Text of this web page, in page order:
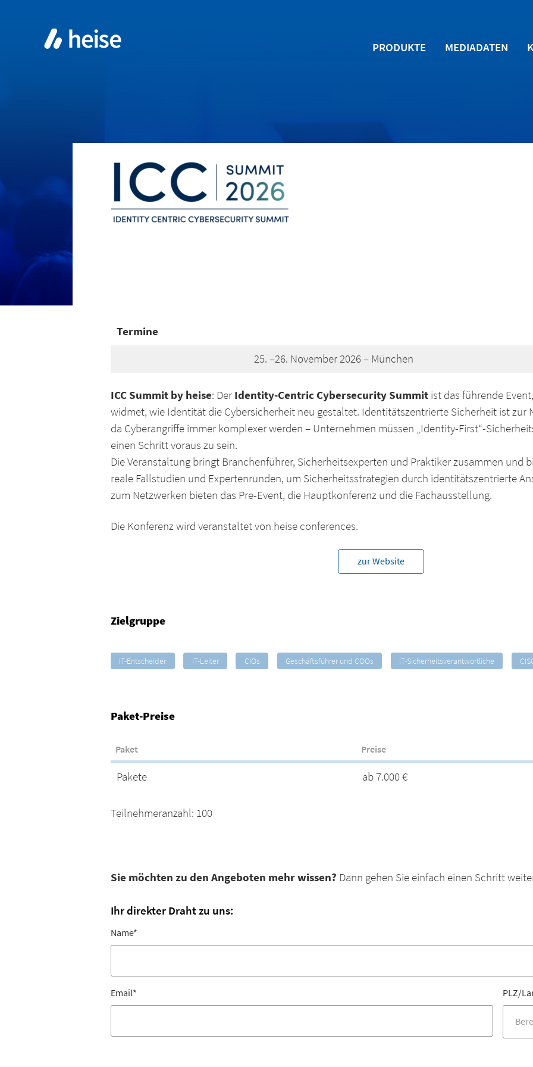
PRODUKTE MEDIADATEN
Termine
25. –26. November 2026 – München
ICC Summit by heise: Der Identity-Centric Cybersecurity Summit ist das führende
widmet, wie Identität die Cybersicherheit neu gestaltet. Identitätszentrierte Sicherheit ist zur
da Cyberangriffe immer komplexer werden – Unternehmen müssen „Identity-First“-
einen Schritt voraus zu sein.
Die Veranstaltung bringt Branchenführer, Sicherheitsexperten und Praktiker zusammen und
reale Fallstudien und Expertenrunden, um Sicherheitsstrategien durch identitätszentrierte
zum Netzwerken bieten das Pre-Event, die Hauptkonferenz und die Fachausstellung.
Die Konferenz wird veranstaltet von heise conferences.
zur Website
Zielgruppe
IT-Entscheider IT-Leiter CIOs Geschäftsführer und COOs IT-Sicherheitsverantwortliche
Paket-Preise
Paket Preise
Pakete ab 7.000 €
Teilnehmeranzahl: 100
Sie möchten zu den Angeboten mehr wissen? Dann gehen Sie einfach einen Schritt
Ihr direkter Draht zu uns:
Name*
Email* PLZ/